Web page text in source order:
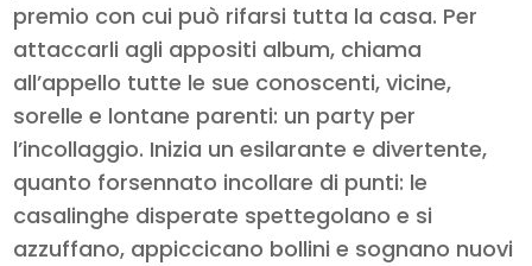
premio con cui può rifarsi tutta la casa. Per
attaccarli agli appositi album, chiama
all’appello tutte le sue conoscenti, vicine,
sorelle e lontane parenti: un party per
l’incollaggio. Inizia un esilarante e divertente,
quanto forsennato incollare di punti: le
casalinghe disperate spettegolano e si
azzuffano, appiccicano bollini e sognano nuovi